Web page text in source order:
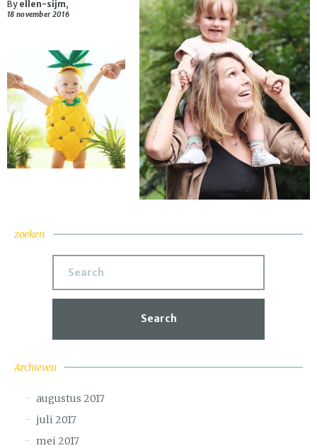
By ellen-sijm,
18 november 2016
zoeken
Search
Archieven
augustus 2017
juli 2017
mei 2017